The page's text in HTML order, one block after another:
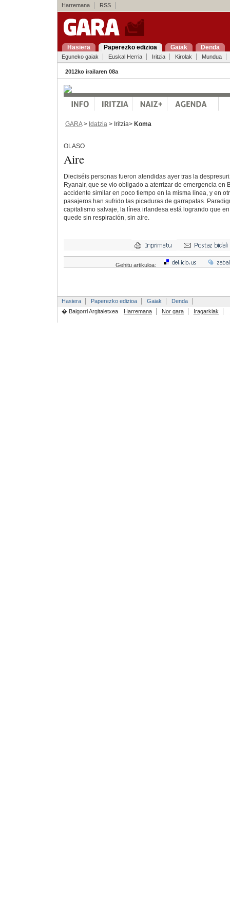
Harremana RSS
Hasiera Paperezko edizioa Gaiak Denda
Eguneko gaiak Euskal Herria Iritzia Kirolak Mundua
2012ko irailaren 08a
GARA> Idatzia > Iritzia> Koma
OLASO
Aire
Dieciséis personas fueron atendidas ayer tras la
Ryanair, que se vio obligado a aterrizar de emergencia en
accidente similar en poco tiempo en la misma línea, y en
pasajeros han sufrido las picaduras de garrapatas.
capitalismo salvaje, la línea irlandesa está logrando que
quede sin respiración, sin aire.
Gehitu artikuloa:
Hasiera Paperezko edizioa Gaiak
Denda
� Baigorri Argitaletxea
Harremana Nor gara Iragarkiak